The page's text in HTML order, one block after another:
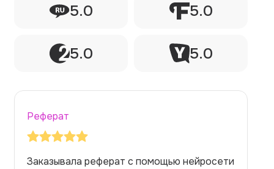
5.0 5.0
5.0 5.0
Реферат
Заказывала реферат с помощью нейросети